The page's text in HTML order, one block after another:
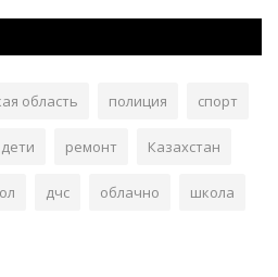
область полиция спорт
дети ремонт Казахстан
дчс облачно школа